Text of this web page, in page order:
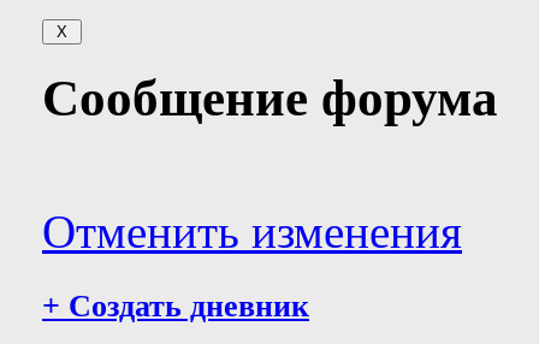
Сообщение форума
Отменить изменения
+ Создать дневник